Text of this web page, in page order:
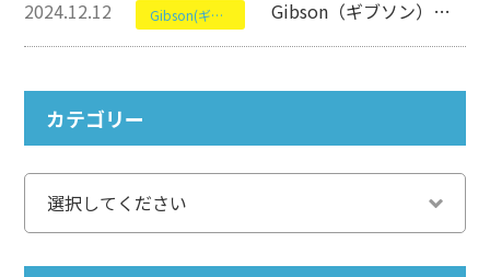
2024.12.12 Gibson(ギブソン) Gibson（ギブソン）のLes Paul Standard 60sについて【エレキギター】
カテゴリー